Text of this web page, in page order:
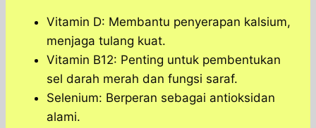
Vitamin D: Membantu penyerapan kalsium,
menjaga tulang kuat.
Vitamin B12: Penting untuk pembentukan
sel darah merah dan fungsi saraf.
Selenium: Berperan sebagai antioksidan
alami.